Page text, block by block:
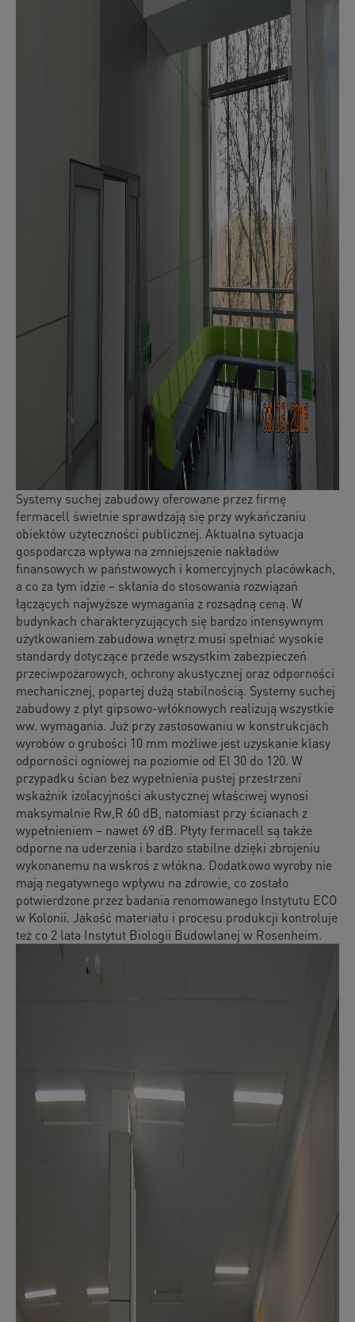
Systemy suchej zabudowy oferowane przez firmę
fermacell świetnie sprawdzają się przy wykańczaniu
obiektów użyteczności publicznej. Aktualna sytuacja
gospodarcza wpływa na zmniejszenie nakładów
finansowych w państwowych i komercyjnych placówkach,
a co za tym idzie – skłania do stosowania rozwiązań
łączących najwyższe wymagania z rozsądną ceną. W
budynkach charakteryzujących się bardzo intensywnym
użytkowaniem zabudowa wnętrz musi spełniać wysokie
standardy dotyczące przede wszystkim zabezpieczeń
przeciwpożarowych, ochrony akustycznej oraz odporności
mechanicznej, popartej dużą stabilnością. Systemy suchej
zabudowy z płyt gipsowo-włóknowych realizują wszystkie
ww. wymagania. Już przy zastosowaniu w konstrukcjach
wyrobów o grubości 10 mm możliwe jest uzyskanie klasy
odporności ogniowej na poziomie od El 30 do 120. W
przypadku ścian bez wypełnienia pustej przestrzeni
wskaźnik izolacyjności akustycznej właściwej wynosi
maksymalnie Rw,R 60 dB, natomiast przy ścianach z
wypełnieniem – nawet 69 dB. Płyty fermacell są także
odporne na uderzenia i bardzo stabilne dzięki zbrojeniu
wykonanemu na wskroś z włókna. Dodatkowo wyroby nie
mają negatywnego wpływu na zdrowie, co zostało
potwierdzone przez badania renomowanego Instytutu ECO
w Kolonii. Jakość materiału i procesu produkcji kontroluje
też co 2 lata Instytut Biologii Budowlanej w Rosenheim.